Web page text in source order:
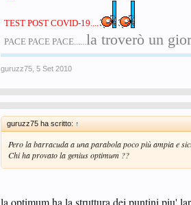
TEST POST COVID-19....
PACE PACE PACE......la troverò un
guruzz75 5 Set 2010
guruzz75 ha scritto: ↑
Pero la barracuda a una parabola poco più ampia e
Chi ha provato la genius optimum ??
la optimum ha la struttura dei puntini piu'